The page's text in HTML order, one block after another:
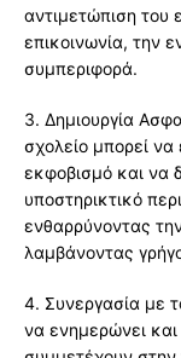
αντιμετώπιση
επικοινωνία, την
συμπεριφορά.
3. Δημιουργία
σχολείο μπορεί να
εκφοβισμό και να
υποστηρικτικό
ενθαρρύνοντας
λαμβάνοντας
4. Συνεργασία με
να ενημερώνει